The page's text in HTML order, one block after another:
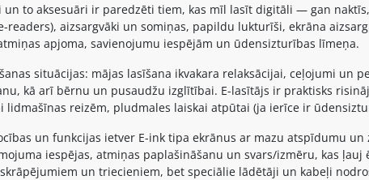
un to aksesuāri ir paredzēti tiem, kas mīl lasīt digitāli — gan
readers), aizsargvāki un somiņas, papildu lukturīši, ekrāna
apjoma, savienojumu iespējām un ūdensizturības līmeņa.
situācijas: mājas lasīšana ikvakara relaksācijai, ceļojumi un
kā arī bērnu un pusaudžu izglītībai. E-lasītājs ir praktisks
lidmašīnas reizēm, pludmales laiskai atpūtai (ja ierīce ir
un funkcijas ietver E-ink tipa ekrānus ar mazu atspīdumu
iespējas, atmiņas paplašināšanu un svars/izmēru, kas
un triecieniem, bet speciālie lādētāji un kabeļi